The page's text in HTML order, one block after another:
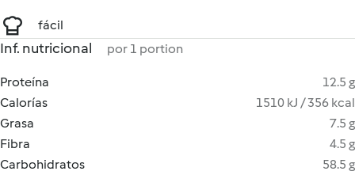
fácil
Inf. nutricional por 1 portion
Proteína
12.5 g
Calorías
1510 kJ / 356 kcal
Grasa
7.5 g
Fibra
4.5 g
Carbohidratos
58.5 g